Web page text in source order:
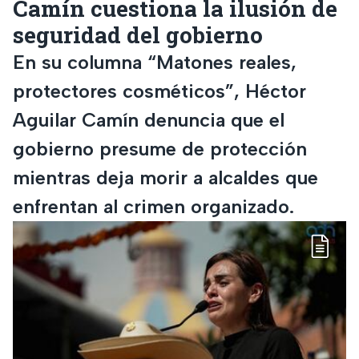
Camín cuestiona la ilusión de
seguridad del gobierno
En su columna “Matones reales,
protectores cosméticos”, Héctor
Aguilar Camín denuncia que el
gobierno presume de protección
mientras deja morir a alcaldes que
enfrentan al crimen organizado.